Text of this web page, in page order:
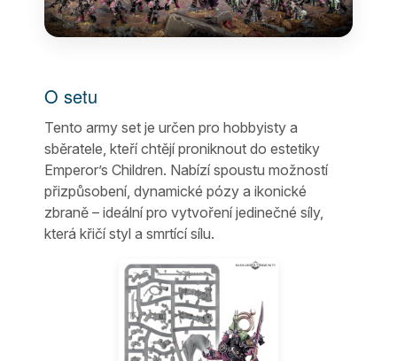
O setu
Tento army set je určen pro hobbyisty a
sběratele, kteří chtějí proniknout do estetiky
Emperor’s Children. Nabízí spoustu možností
přizpůsobení, dynamické pózy a ikonické
zbraně – ideální pro vytvoření jedinečné síly,
která křičí styl a smrtící sílu.